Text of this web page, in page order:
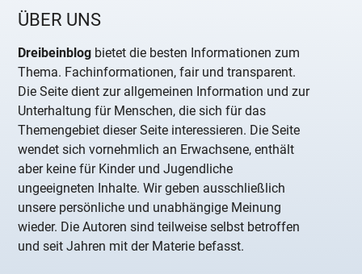
ÜBER UNS
Dreibeinblog bietet die besten Informationen zum
Thema. Fachinformationen, fair und transparent.
Die Seite dient zur allgemeinen Information und zur
Unterhaltung für Menschen, die sich für das
Themengebiet dieser Seite interessieren. Die Seite
wendet sich vornehmlich an Erwachsene, enthält
aber keine für Kinder und Jugendliche
ungeeigneten Inhalte. Wir geben ausschließlich
unsere persönliche und unabhängige Meinung
wieder. Die Autoren sind teilweise selbst betroffen
und seit Jahren mit der Materie befasst.